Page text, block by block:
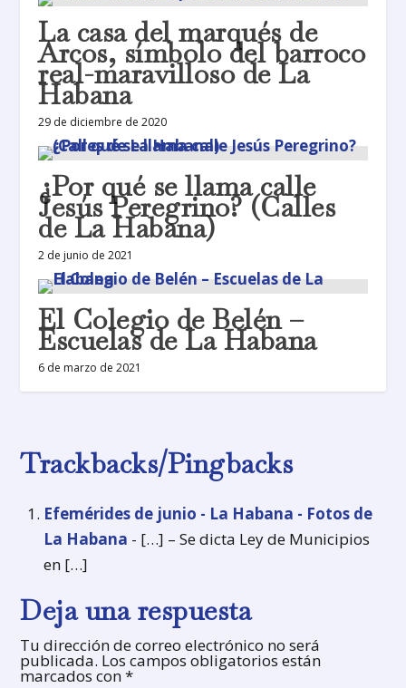
La casa del marqués de
Arcos, símbolo del barroco
real-maravilloso de La
Habana
29 de diciembre de 2020
¿Por qué se llama calle
Jesús Peregrino? (Calles
de La Habana)
2 de junio de 2021
El Colegio de Belén –
Escuelas de La Habana
6 de marzo de 2021
Trackbacks/Pingbacks
Efemérides de junio - La Habana - Fotos de
La Habana - […] – Se dicta Ley de Municipios
en […]
Deja una respuesta
Tu dirección de correo electrónico no será
publicada. Los campos obligatorios están
marcados con*